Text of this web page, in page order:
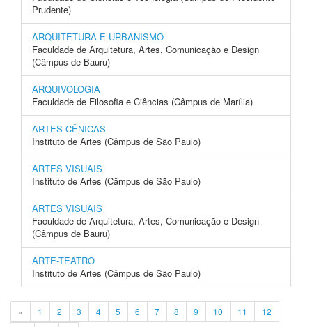
Prudente)
ARQUITETURA E URBANISMO
Faculdade de Arquitetura, Artes, Comunicação e Design
(Câmpus de Bauru)
ARQUIVOLOGIA
Faculdade de Filosofia e Ciências (Câmpus de Marília)
ARTES CÊNICAS
Instituto de Artes (Câmpus de São Paulo)
ARTES VISUAIS
Instituto de Artes (Câmpus de São Paulo)
ARTES VISUAIS
Faculdade de Arquitetura, Artes, Comunicação e Design
(Câmpus de Bauru)
ARTE-TEATRO
Instituto de Artes (Câmpus de São Paulo)
« 1 2 3 4 5 6 7 8 9 10 11
12